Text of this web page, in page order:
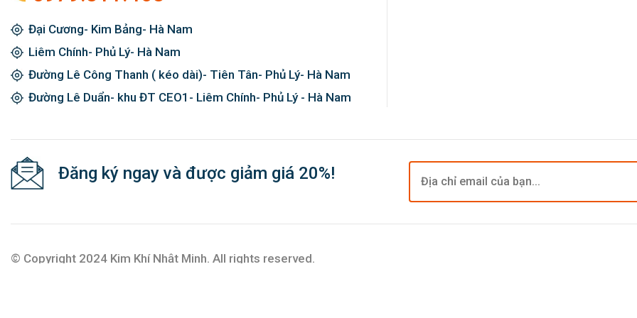
Đại Cương- Kim Bảng- Hà Nam
Liêm Chính- Phủ Lý- Hà Nam
Đường Lê Công Thanh ( kéo dài)- Tiên Tân- Phủ Lý- Hà Nam
Đường Lê Duẩn- khu ĐT CEO1- Liêm Chính- Phủ Lý - Hà Nam
Đăng ký ngay và được giảm giá 20%!
© Copyright 2024 Kim Khí Nhật Minh. All rights reserved.